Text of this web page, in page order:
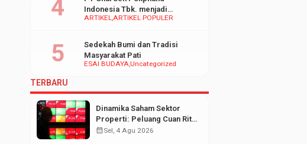
ARTIKELARTIKEL POPULER
Indonesia Tbk. menjadi
inspirasi Bagi UMKM di
ESAI BUDAYAUncategorized
Sedekah Bumi dan Tradisi
Masyarakat Pati
TERBARU
Dinamika Saham Sektor
Properti: Peluang Cuan Ritel
di Tengah Fluktuasi Pasar
calendar_monthSel, 4 Agu 2026